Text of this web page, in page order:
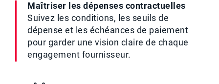
Maîtriser les dépenses contractuelles
Suivez les conditions, les seuils de
dépense et les échéances de paiement
pour garder une vision claire de chaque
engagement fournisseur.